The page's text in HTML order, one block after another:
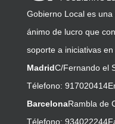
Gobierno Local es una
ánimo de lucro que
soporte a iniciativas
MadridC/Fernando el
Télefono: 917020414
BarcelonaRambla de
Télefono: 934022244